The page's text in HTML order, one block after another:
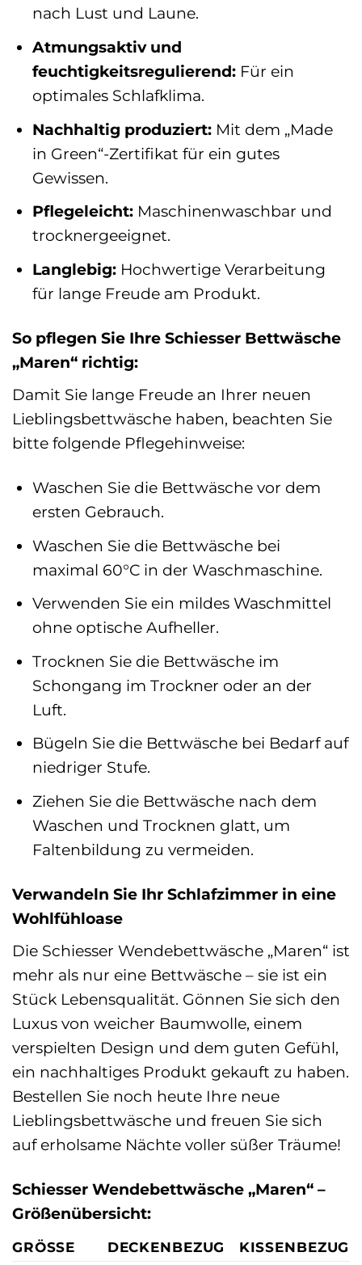
nach Lust und Laune.
Atmungsaktiv und
feuchtigkeitsregulierend: Für ein
optimales Schlafklima.
Nachhaltig produziert: Mit dem „Made
in Green“-Zertifikat für ein gutes
Gewissen.
Pflegeleicht: Maschinenwaschbar und
trocknergeeignet.
Langlebig: Hochwertige Verarbeitung
für lange Freude am Produkt.
So pflegen Sie Ihre Schiesser Bettwäsche
„Maren“ richtig:
Damit Sie lange Freude an Ihrer neuen
Lieblingsbettwäsche haben, beachten Sie
bitte folgende Pflegehinweise:
Waschen Sie die Bettwäsche vor dem
ersten Gebrauch.
Waschen Sie die Bettwäsche bei
maximal 60°C in der Waschmaschine.
Verwenden Sie ein mildes Waschmittel
ohne optische Aufheller.
Trocknen Sie die Bettwäsche im
Schongang im Trockner oder an der
Luft.
Bügeln Sie die Bettwäsche bei Bedarf auf
niedriger Stufe.
Ziehen Sie die Bettwäsche nach dem
Waschen und Trocknen glatt, um
Faltenbildung zu vermeiden.
Verwandeln Sie Ihr Schlafzimmer in eine
Wohlfühloase
Die Schiesser Wendebettwäsche „Maren“ ist
mehr als nur eine Bettwäsche – sie ist ein
Stück Lebensqualität. Gönnen Sie sich den
Luxus von weicher Baumwolle, einem
verspielten Design und dem guten Gefühl,
ein nachhaltiges Produkt gekauft zu haben.
Bestellen Sie noch heute Ihre neue
Lieblingsbettwäsche und freuen Sie sich
auf erholsame Nächte voller süßer Träume!
Schiesser Wendebettwäsche „Maren“ –
Größenübersicht:
GRÖSSE DECKENBEZUG KISSENBEZUG